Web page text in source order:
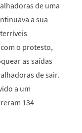
de uma
a sua
o protesto,
as saídas
de sair.
a um
134